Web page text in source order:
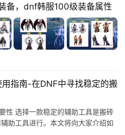
备，dnf韩服100级装备属性
指南-在DNF中寻找稳定的搬
性 选择一款稳定的辅助工具是搬砖
助工具进行。本文将向大家介绍如